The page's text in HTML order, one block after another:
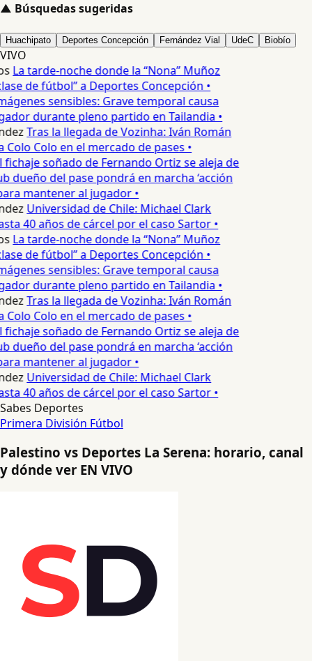
▲ Búsquedas sugeridas
Huachipato Deportes Concepción Fernández Vial UdeC Biobío
VIVO
La tarde-noche donde la “Nona” Muñoz
de fútbol” a Deportes Concepción •
sensibles: Grave temporal causa
durante pleno partido en Tailandia •
Tras la llegada de Vozinha: Iván Román
Colo en el mercado de pases •
fichaje soñado de Fernando Ortiz se aleja de
dueño del pase pondrá en marcha ‘acción
mantener al jugador •
Universidad de Chile: Michael Clark
40 años de cárcel por el caso Sartor •
La tarde-noche donde la “Nona” Muñoz
de fútbol” a Deportes Concepción •
sensibles: Grave temporal causa
durante pleno partido en Tailandia •
Tras la llegada de Vozinha: Iván Román
Colo en el mercado de pases •
fichaje soñado de Fernando Ortiz se aleja de
dueño del pase pondrá en marcha ‘acción
mantener al jugador •
Universidad de Chile: Michael Clark
40 años de cárcel por el caso Sartor •
Sabes Deportes
Primera División Fútbol
Palestino vs Deportes La Serena: horario, canal
y dónde ver EN VIVO